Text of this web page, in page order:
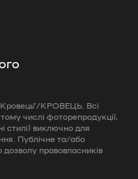
КРОВЕЦЬ. Всі
числі фоторепродукції,
стилі) виключно для
Публічне та/або
правовласників